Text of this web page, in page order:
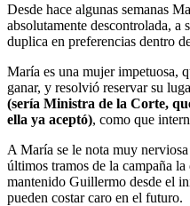
Desde hace algunas semanas
absolutamente descontrolada, a
duplica en preferencias dentro
María es una mujer impetuosa,
ganar, y resolvió reservar su
(sería Ministra de la Corte,
ella ya aceptó), como que
A María se le nota muy
últimos tramos de la campaña
mantenido Guillermo desde el
pueden costar caro en el futuro.